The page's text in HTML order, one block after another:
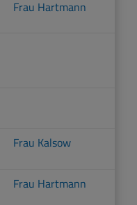
Frau Hartmann
Frau Kalsow
Frau Hartmann